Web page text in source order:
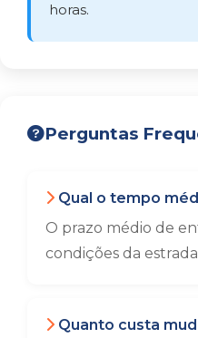
horas.
Perguntas
Qual o tempo
O prazo médio de
condições da
Quanto custa